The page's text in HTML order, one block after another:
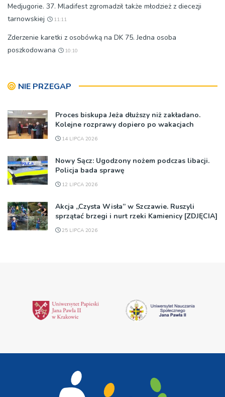
Medjugorie. 37. Mladifest zgromadził także młodzież z diecezji
tarnowskiej
11:11
Zderzenie karetki z osobówką na DK 75. Jedna osoba
poszkodowana
10:10
NIE PRZEGAP
Proces biskupa Jeża dłuższy niż zakładano.
Kolejne rozprawy dopiero po wakacjach
14 LIPCA 2026
Nowy Sącz: Ugodzony nożem podczas libacji.
Policja bada sprawę
12 LIPCA 2026
Akcja „Czysta Wisła” w Szczawie. Ruszyli
sprzątać brzegi i nurt rzeki Kamienicy [ZDJĘCIA]
25 LIPCA 2026